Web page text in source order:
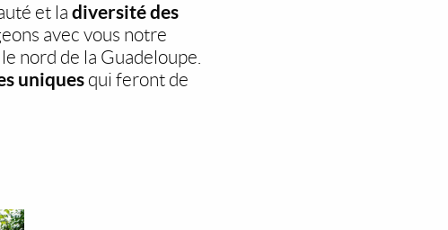
et la diversité des
avec vous notre
nord de la Guadeloupe.
uniquesqui feront de